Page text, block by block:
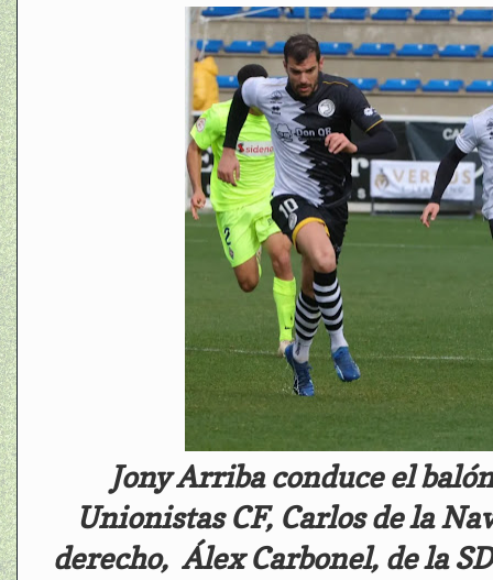
Jony Arriba conduce el
Unionistas CF, Carlos de la
derecho, Álex Carbonel, de la